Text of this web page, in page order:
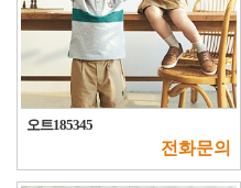
오트185345
전화문의